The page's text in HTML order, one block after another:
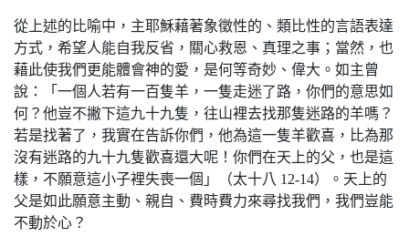
從上述的比喻中，主耶穌藉著象徵性的、類比性的言語表達
方式，希望人能自我反省，關心救恩、真理之事；當然，也
藉此使我們更能體會神的愛，是何等奇妙、偉大。如主曾
說：「一個人若有一百隻羊，一隻走迷了路，你們的意思如
何？他豈不撇下這九十九隻，往山裡去找那隻迷路的羊嗎？
若是找著了，我實在告訴你們，他為這一隻羊歡喜，比為那
沒有迷路的九十九隻歡喜還大呢！你們在天上的父，也是這
樣，不願意這小子裡失喪一個」（太十八 12-14）。天上的
父是如此願意主動、親自、費時費力來尋找我們，我們豈能
不動於心？